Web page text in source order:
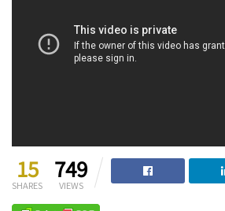
15
SHARES
749
VIEWS